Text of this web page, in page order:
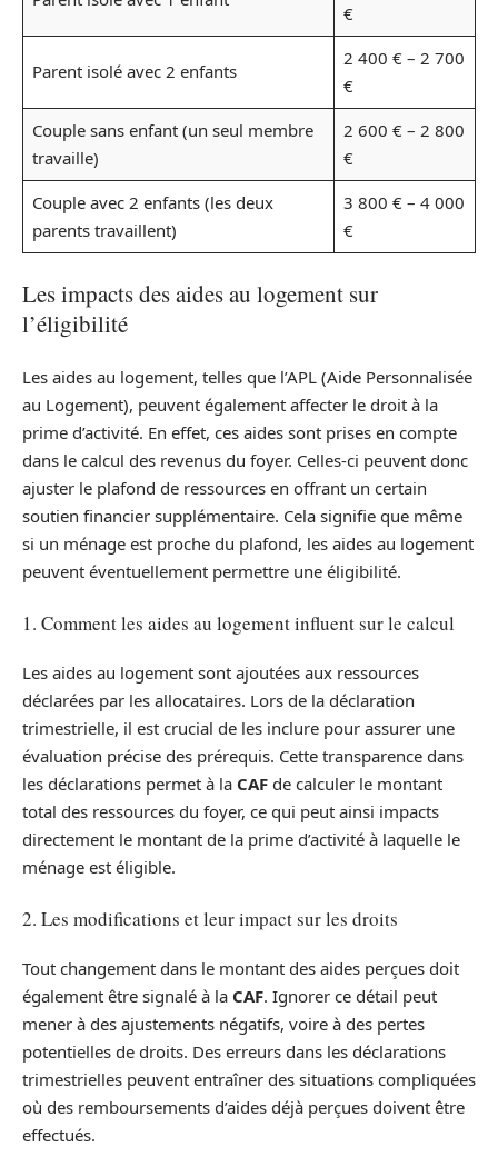
€
Parent isolé avec 2 enfants
2 400 € – 2 700
€
Couple sans enfant (un seul membre
travaille)
2 600 € – 2 800
€
Couple avec 2 enfants (les deux
parents travaillent)
3 800 € – 4 000
€
Les impacts des aides au logement sur
l’éligibilité
Les aides au logement, telles que l’APL (Aide Personnalisée
au Logement), peuvent également affecter le droit à la
prime d’activité. En effet, ces aides sont prises en compte
dans le calcul des revenus du foyer. Celles-ci peuvent donc
ajuster le plafond de ressources en offrant un certain
soutien financier supplémentaire. Cela signifie que même
si un ménage est proche du plafond, les aides au logement
peuvent éventuellement permettre une éligibilité.
1. Comment les aides au logement influent sur le calcul
Les aides au logement sont ajoutées aux ressources
déclarées par les allocataires. Lors de la déclaration
trimestrielle, il est crucial de les inclure pour assurer une
évaluation précise des prérequis. Cette transparence dans
les déclarations permet à la CAF de calculer le montant
total des ressources du foyer, ce qui peut ainsi impacts
directement le montant de la prime d’activité à laquelle le
ménage est éligible.
2. Les modifications et leur impact sur les droits
Tout changement dans le montant des aides perçues doit
également être signalé à la CAF. Ignorer ce détail peut
mener à des ajustements négatifs, voire à des pertes
potentielles de droits. Des erreurs dans les déclarations
trimestrielles peuvent entraîner des situations compliquées
où des remboursements d’aides déjà perçues doivent être
effectués.